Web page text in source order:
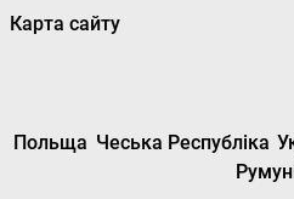
Карта сайту
Польща Чеська Республіка